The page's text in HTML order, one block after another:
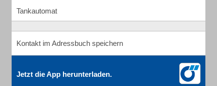
Tankautomat
Kontakt im Adressbuch speichern
Jetzt die App herunterladen.